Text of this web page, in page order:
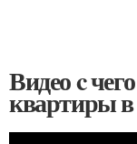
Видео c
квартиры в